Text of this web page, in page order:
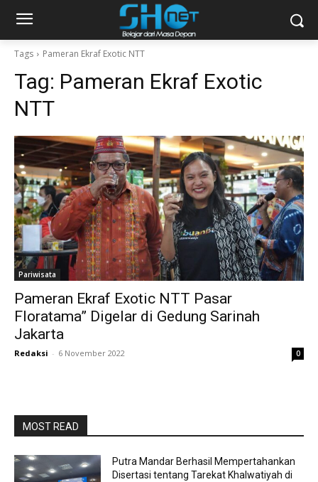
Tags Pameran Ekraf Exotic NTT
Tag: Pameran Ekraf Exotic
NTT
Pariwisata
Pameran Ekraf Exotic NTT Pasar
Floratama” Digelar di Gedung Sarinah
Jakarta
Redaksi - 6 November 2022 0
MOST READ
Putra Mandar Berhasil Mempertahankan
Disertasi tentang Tarekat Khalwatiyah di